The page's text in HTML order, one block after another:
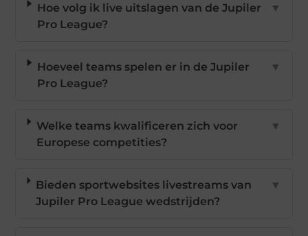
Hoe volg ik live uitslagen van de Jupiler
Pro League?
▼
Hoeveel teams spelen er in de Jupiler
Pro League?
▼
Welke teams kwalificeren zich voor
Europese competities?
▼
Bieden sportwebsites livestreams van
Jupiler Pro League wedstrijden?
▼